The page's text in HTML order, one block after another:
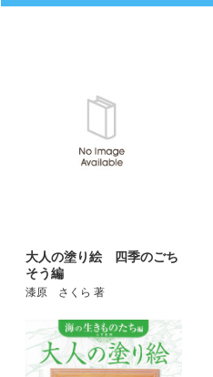
大人の塗り絵 四季のごち
そう編
漆原 さくら 著